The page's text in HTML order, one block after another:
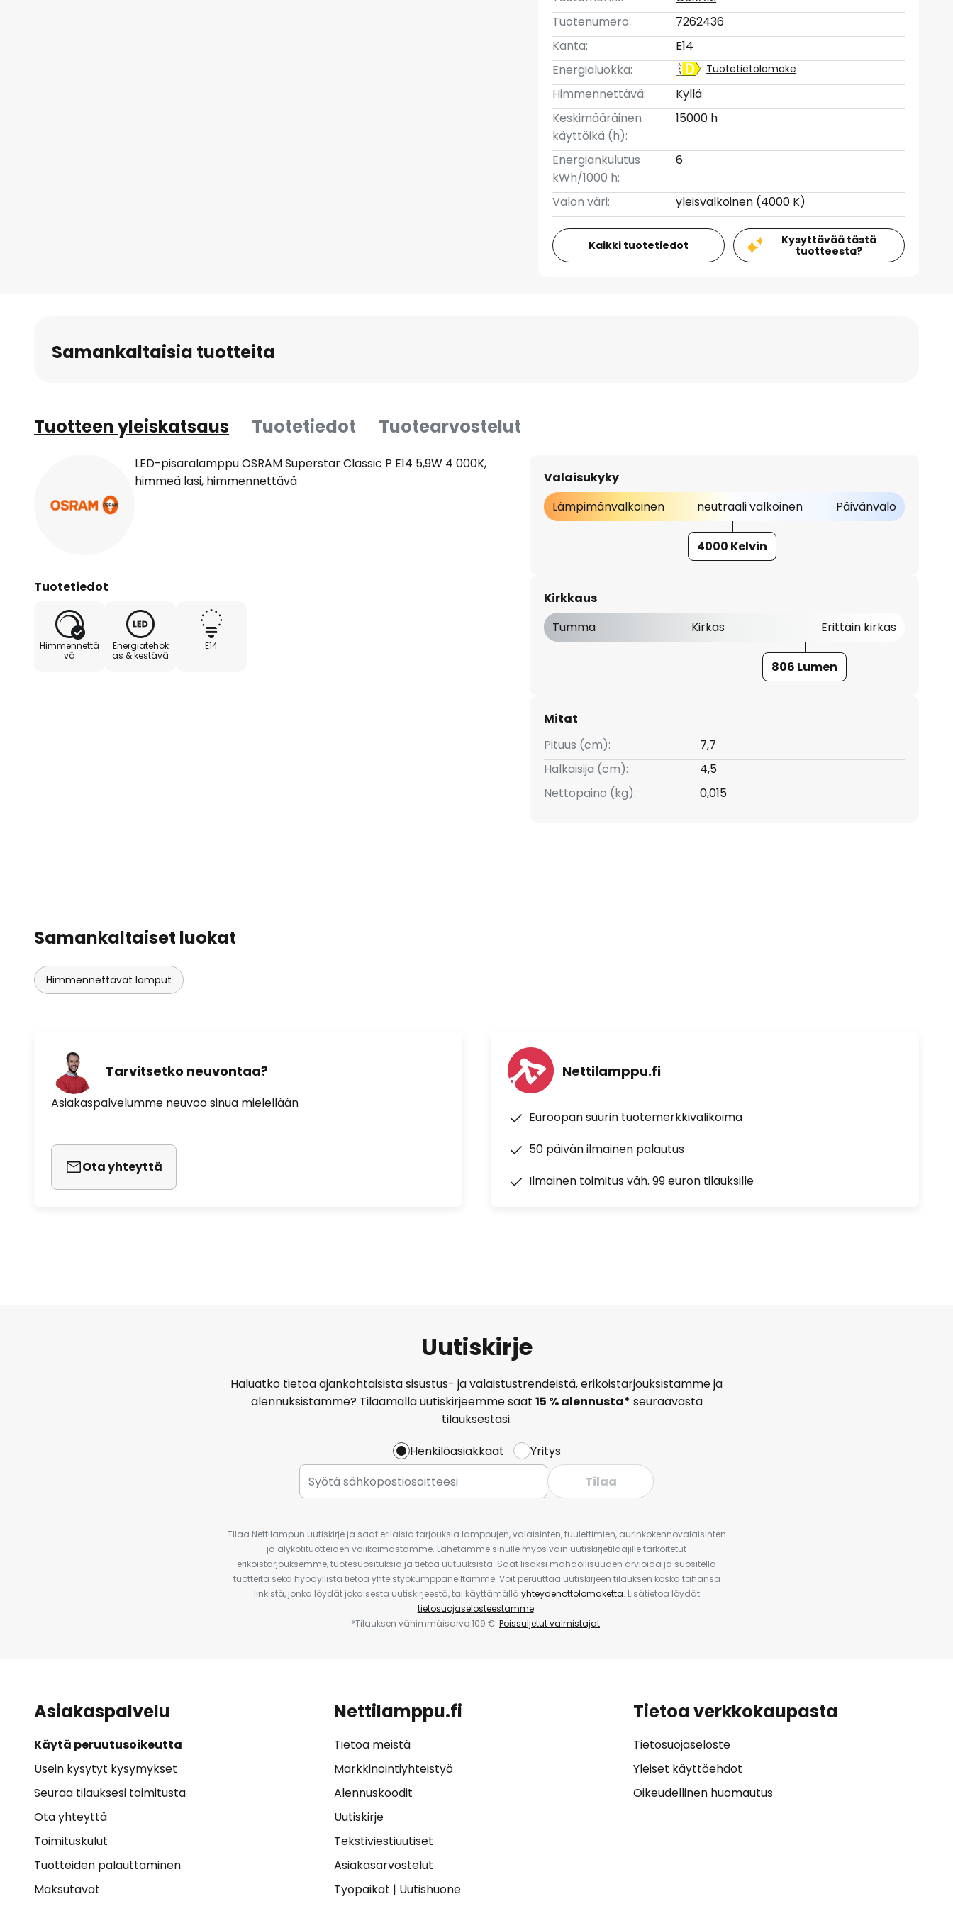
Tuotenumero:
7262436
Kanta:
E14
Energialuokka:
Tuotetietolomake
Himmennettävä:
Kyllä
Keskimääräinen
käyttöikä (h):
15000 h
Energiankulutus
kWh/1000 h:
6
Valon väri: yleisvalkoinen (4000 K)
Kaikki tuotetiedot
Kysyttävää tästä
tuotteesta?
Samankaltaisia tuotteita
Tuotteen yleiskatsaus Tuotetiedot Tuotearvostelut
LED-pisaralamppu OSRAM Superstar Classic P E14 5,9W 4 000K,
himmeä lasi, himmennettävä
Tuotetiedot
Himmennettä
vä
Energiatehok
as & kestävä
E14
Valaisukyky
Lämpimänvalkoinen
neutraali valkoinen Päivänvalo
4000 Kelvin
Kirkkaus
Tumma
Kirkas Erittäin kirkas
806 Lumen
Mitat
Pituus (cm):
7,7
Halkaisija (cm):
4,5
Nettopaino (kg):
0,015
Samankaltaiset luokat
Himmennettävät lamput
Tarvitsetko neuvontaa?
Asiakaspalvelumme neuvoo sinua mielellään
Ota yhteyttä
Nettilamppu.fi
Euroopan suurin tuotemerkkivalikoima
50 päivän ilmainen palautus
Ilmainen toimitus väh. 99 euron tilauksille
Uutiskirje
Haluatko tietoa ajankohtaisista sisustus- ja valaistustrendeistä, erikoistarjouksistamme ja
alennuksistamme? Tilaamalla uutiskirjeemme saat 15 % alennusta* seuraavasta
tilauksestasi.
Henkilöasiakkaat
Yritys
Tilaa
Tilaa Nettilampun uutiskirje ja saat erilaisia tarjouksia lamppujen, valaisinten, tuulettimien, aurinkokennovalaisinten
ja älykotituotteiden valikoimastamme. Lähetämme sinulle myös vain uutiskirjetilaajille tarkoitetut
erikoistarjouksemme, tuotesuosituksia ja tietoa uutuuksista. Saat lisäksi mahdollisuuden arvioida ja suositella
tuotteita sekä hyödyllistä tietoa yhteistyökumppaneiltamme. Voit peruuttaa uutiskirjeen tilauksen koska tahansa
linkistä, jonka löydät jokaisesta uutiskirjeestä, tai käyttämällä yhteydenottolomaketta. Lisätietoa löydät
tietosuojaselosteestamme.
*Tilauksen vähimmäisarvo 109 €. Poissuljetut valmistajat.
Asiakaspalvelu
Käytä peruutusoikeutta
Usein kysytyt kysymykset
Seuraa tilauksesi toimitusta
Ota yhteyttä
Toimituskulut
Tuotteiden palauttaminen
Maksutavat
Nettilamppu.fi
Tietoa meistä
Markkinointiyhteistyö
Alennuskoodit
Uutiskirje
Tekstiviestiuutiset
Asiakasarvostelut
Työpaikat | Uutishuone
Tietoa verkkokaupasta
Tietosuojaseloste
Yleiset käyttöehdot
Oikeudellinen huomautus